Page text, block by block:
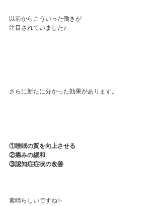
以前からこういった働きが
注目されていました♪
さらに新たに分かった効果があります。
①睡眠の質を向上させる
②痛みの緩和
③認知症症状の改善
素晴らしいですね✨